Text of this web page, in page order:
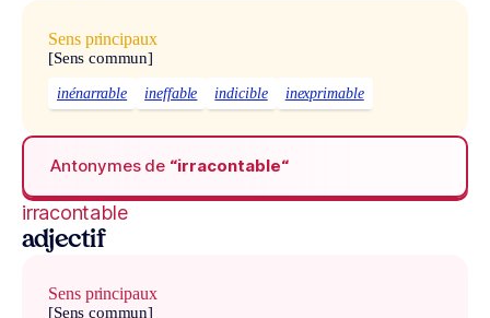
Sens principaux
[Sens commun]
inénarrable ineffable indicible inexprimable
Antonymes de “irracontable“
irracontable
adjectif
Sens principaux
[Sens commun]